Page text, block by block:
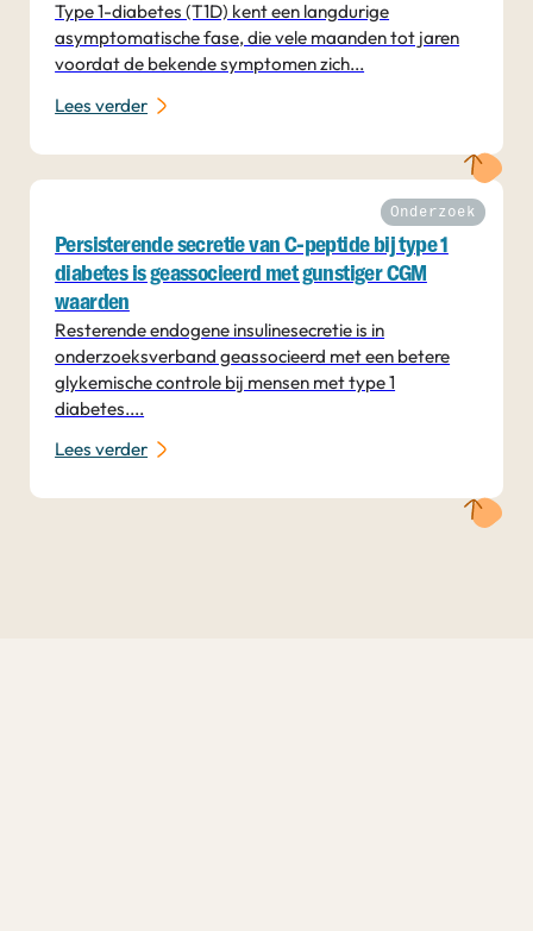
Type 1-diabetes (T1D) kent een langdurige
asymptomatische fase, die vele maanden tot jaren
voordat de bekende symptomen zich...
Lees verder
Onderzoek
Persisterende secretie van C-peptide bij type 1
diabetes is geassocieerd met gunstiger CGM
waarden
Resterende endogene insulinesecretie is in
onderzoeksverband geassocieerd met een betere
glykemische controle bij mensen met type 1
diabetes....
Lees verder